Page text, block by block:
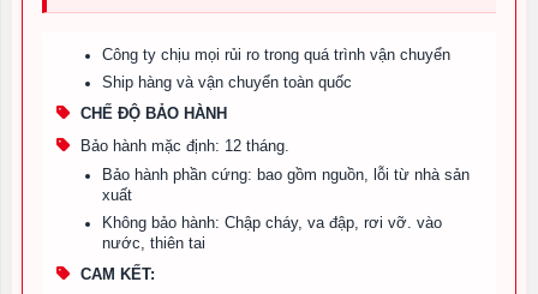
Công ty chịu mọi rủi ro trong quá trình vận chuyển
Ship hàng và vận chuyển toàn quốc
CHẾ ĐỘ BẢO HÀNH
Bảo hành mặc định: 12 tháng.
Bảo hành phần cứng: bao gồm nguồn, lỗi từ nhà sản
xuất
Không bảo hành: Chập cháy, va đập, rơi vỡ. vào
nước, thiên tai
CAM KẾT: